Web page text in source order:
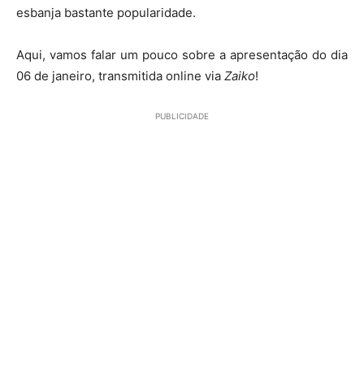
esbanja bastante popularidade.
Aqui, vamos falar um pouco sobre a apresentação do dia
06 de janeiro, transmitida online via Zaiko!
PUBLICIDADE